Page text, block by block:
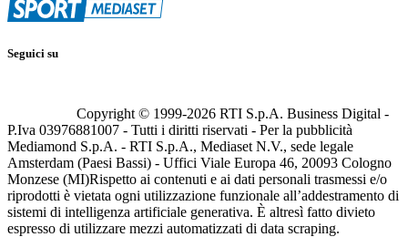
Seguici su
Copyright © 1999-2026 RTI S.p.A. Business Digital -
P.Iva 03976881007 - Tutti i diritti riservati - Per la pubblicità
Mediamond S.p.A. - RTI S.p.A., Mediaset N.V., sede legale
Amsterdam (Paesi Bassi) - Uffici Viale Europa 46, 20093 Cologno
Monzese (MI)Rispetto ai contenuti e ai dati personali trasmessi e/o
riprodotti è vietata ogni utilizzazione funzionale all’addestramento di
sistemi di intelligenza artificiale generativa. È altresì fatto divieto
espresso di utilizzare mezzi automatizzati di data scraping.